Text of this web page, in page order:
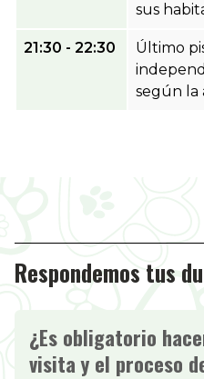
sus
21:30 - 22:30
Último
según la
Respondemos tus
¿Es obligatorio
visita y el proceso